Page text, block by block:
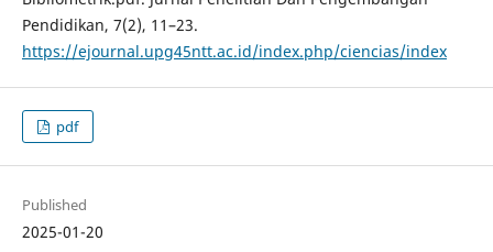
Pendidikan, 7(2), 11–23.
https://ejournal.upg45ntt.ac.id/index.php/ciencias/index
pdf
Published
2025-01-20